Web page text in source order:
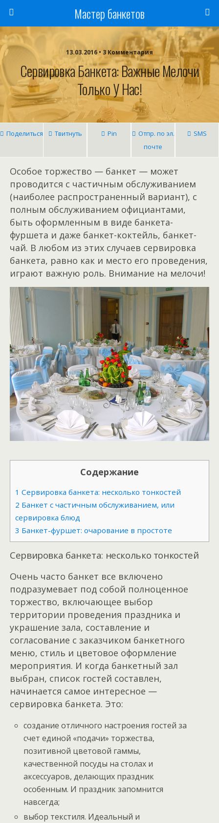
Мастер банкетов
13.03.2016 • 3 Комментария
Сервировка Банкета: Важные Мелочи
Только У Нас!
Поделиться Твитнуть Pin
Отпр. по эл.
почте
SMS
Особое торжество — банкет — может
проводится с частичным обслуживанием
(наиболее распространенный вариант), с
полным обслуживанием официантами,
быть оформленным в виде банкета-
фуршета и даже банкет-коктейль, банкет-
чай. В любом из этих случаев сервировка
банкета, равно как и место его проведения,
играют важную роль. Внимание на мелочи!
Содержание
1 Сервировка банкета: несколько тонкостей
2 Банкет с частичным обслуживанием, или
сервировка блюд
3 Банкет-фуршет: очарование в простоте
Сервировка банкета: несколько тонкостей
Очень часто банкет все включено
подразумевает под собой полноценное
торжество, включающее выбор
территории проведения праздника и
украшение зала, составление и
согласование с заказчиком банкетного
меню, стиль и цветовое оформление
мероприятия. И когда банкетный зал
выбран, список гостей составлен,
начинается самое интересное —
сервировка банкета. Это:
создание отличного настроения гостей за
счет единой «подачи» торжества,
позитивной цветовой гаммы,
качественной посуды на столах и
аксессуаров, делающих праздник
особенным. И праздник запомнится
навсегда;
выбор текстиля. Идеальный и